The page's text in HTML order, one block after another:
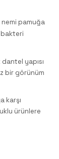
pamuğa
yapısı
bir görünüm
karşı
ürünlere